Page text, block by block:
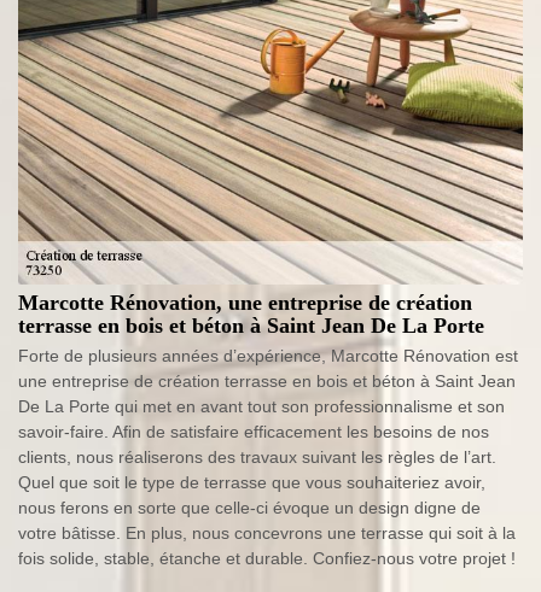
Marcotte Rénovation, une entreprise de création
terrasse en bois et béton à Saint Jean De La Porte
Forte de plusieurs années d’expérience, Marcotte Rénovation est
une entreprise de création terrasse en bois et béton à Saint Jean
De La Porte qui met en avant tout son professionnalisme et son
savoir-faire. Afin de satisfaire efficacement les besoins de nos
clients, nous réaliserons des travaux suivant les règles de l’art.
Quel que soit le type de terrasse que vous souhaiteriez avoir,
nous ferons en sorte que celle-ci évoque un design digne de
votre bâtisse. En plus, nous concevrons une terrasse qui soit à la
fois solide, stable, étanche et durable. Confiez-nous votre projet !